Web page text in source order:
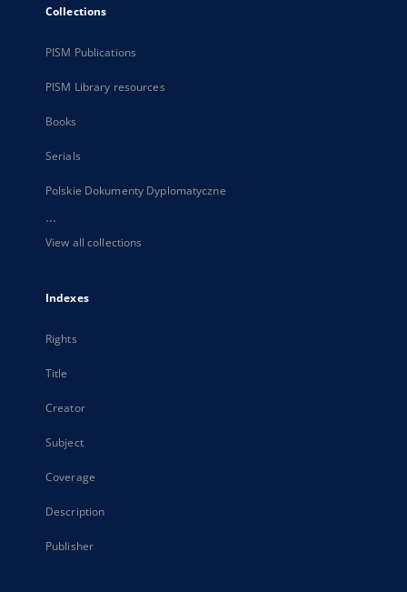
Collections
PISM Publications
PISM Library resources
Books
Serials
Polskie Dokumenty Dyplomatyczne
...
View all collections
Indexes
Rights
Title
Creator
Subject
Coverage
Description
Publisher